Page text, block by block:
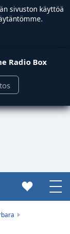
sivuston käyttöä
Radio Box